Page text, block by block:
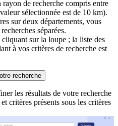
de recherche compris entre
sélectionnée est de 10 km).
sur deux départements, vous
séparées.
sur la loupe ; la liste des
à vos critères de recherche est
recherche
les résultats de votre recherche
critères présents sous les critères